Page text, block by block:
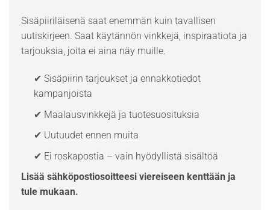
Sisäpiiriläisenä saat enemmän kuin tavallisen
uutiskirjeen. Saat käytännön vinkkejä, inspiraatiota ja
tarjouksia, joita ei aina näy muille.
✔ Sisäpiirin tarjoukset ja ennakkotiedot
kampanjoista
✔ Maalausvinkkejä ja tuotesuosituksia
✔ Uutuudet ennen muita
✔ Ei roskapostia – vain hyödyllistä sisältöä
Lisää sähköpostiosoitteesi viereiseen kenttään ja
tule mukaan.